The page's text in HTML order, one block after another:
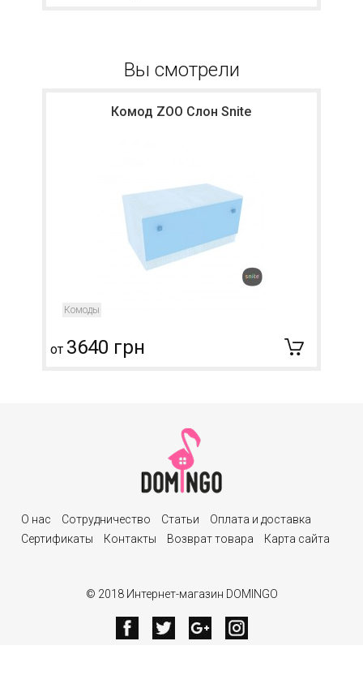
Вы смотрели
Комод ZOO Слон Snite
Комоды
от 3640 грн
О нас Сотрудничество Статьи
Оплата и доставка
Сертификаты
Контакты Возврат товара Карта сайта
© 2018 Интернет-магазин DOMINGO